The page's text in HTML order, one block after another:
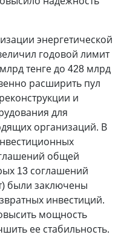
энергетической
годовой лимит
тенге до 428 млрд
расширить пул
и
для
организаций. В
общей
13 соглашений
были заключены
инвестиций.
мощность
ее стабильность.